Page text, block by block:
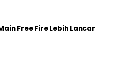
Free Fire Lebih Lancar